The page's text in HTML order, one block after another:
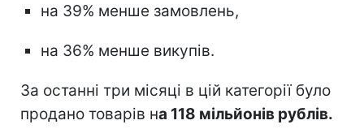
на 39% менше замовлень,
на 36% менше викупів.
За останні три місяці в цій категорії було
продано товарів на 118 мільйонів рублів.